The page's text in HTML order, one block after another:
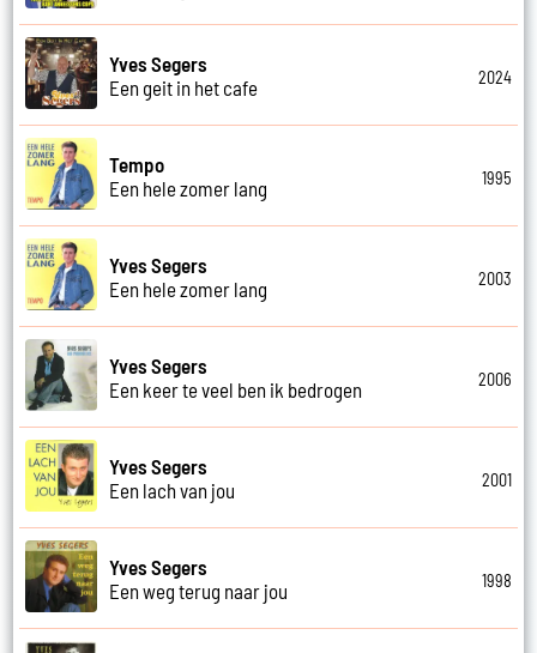
Yves Segers
Een geit in het cafe
2024
Tempo
Een hele zomer lang
1995
Yves Segers
Een hele zomer lang
2003
Yves Segers
Een keer te veel ben ik bedrogen
2006
Yves Segers
Een lach van jou
2001
Yves Segers
Een weg terug naar jou
1998